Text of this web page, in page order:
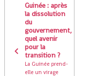
Guinée : après
la dissolution
du
gouvernement,
quel avenir
pour la
transition ?
La Guinée prend-
elle un virage